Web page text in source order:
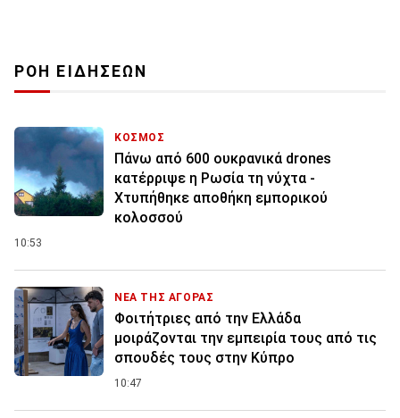
ΡΟΗ ΕΙΔΗΣΕΩΝ
ΚΟΣΜΟΣ
Πάνω από 600 ουκρανικά drones
κατέρριψε η Ρωσία τη νύχτα -
Χτυπήθηκε αποθήκη εμπορικού
κολοσσού
10:53
ΝΕΑ ΤΗΣ ΑΓΟΡΑΣ
Φοιτήτριες από την Ελλάδα
μοιράζονται την εμπειρία τους από τις
σπουδές τους στην Κύπρο
10:47